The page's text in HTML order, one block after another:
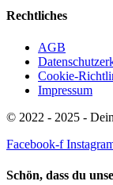
Rechtliches
AGB
Cookie-
Impressum
© 2022 - 2025 -
Facebook-f
Schön, dass du